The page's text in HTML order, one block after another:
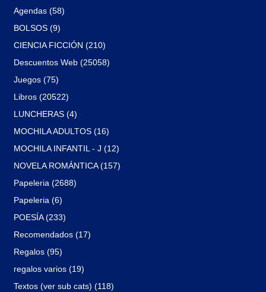
Agendas (58)
BOLSOS (9)
CIENCIA FICCIÓN (210)
Descuentos Web (25058)
Juegos (75)
Libros (20522)
LUNCHERAS (4)
MOCHILA ADULTOS (16)
MOCHILA INFANTIL - J (12)
NOVELA ROMÁNTICA (157)
Papeleria (2688)
Papeleria (6)
POESÍA (233)
Recomendados (17)
Regalos (95)
regalos varios (19)
Textos (ver sub cats) (118)